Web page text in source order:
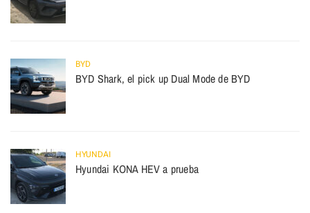
BYD
BYD Shark, el pick up Dual Mode de BYD
HYUNDAI
Hyundai KONA HEV a prueba